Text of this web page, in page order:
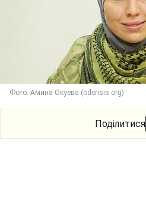
Фото: Амина Окуева (odcrisis.org)
Поділитися